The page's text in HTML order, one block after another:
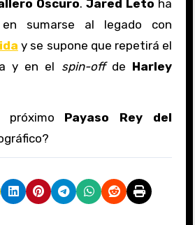
Oscuro.Jared Leto ha
sumarse al legado con
y se supone que repetirá el
y en el spin-offde Harley
próximo Payaso Rey del